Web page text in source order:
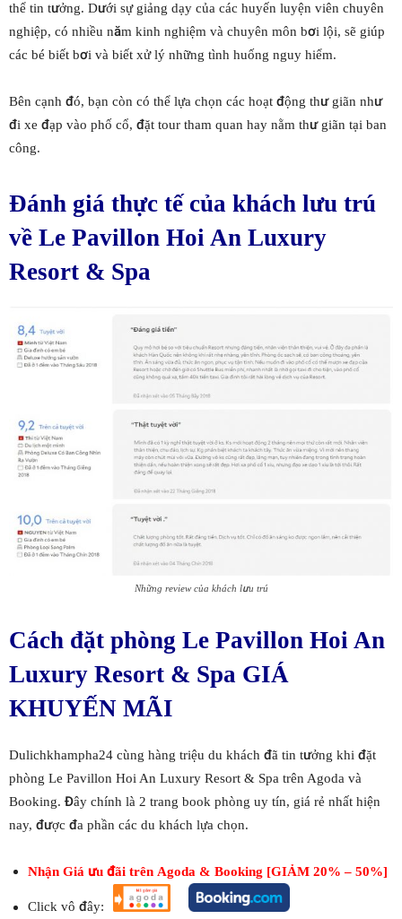
thể tin tưởng. Dưới sự giảng dạy của các huyến luyện viên chuyên
nghiệp, có nhiều năm kinh nghiệm và chuyên môn bơi lội, sẽ giúp
các bé biết bơi và biết xử lý những tình huống nguy hiểm.
Bên cạnh đó, bạn còn có thể lựa chọn các hoạt động thư giãn như
đi xe đạp vào phố cổ, đặt tour tham quan hay nằm thư giãn tại ban
công.
Đánh giá thực tế của khách lưu trú
về Le Pavillon Hoi An Luxury
Resort & Spa
Những review của khách lưu trú
Cách đặt phòng Le Pavillon Hoi An
Luxury Resort & Spa GIÁ
KHUYẾN MÃI
Dulichkhampha24 cùng hàng triệu du khách đã tin tưởng khi đặt
phòng Le Pavillon Hoi An Luxury Resort & Spa trên Agoda và
Booking. Đây chính là 2 trang book phòng uy tín, giá rẻ nhất hiện
nay, được đa phần các du khách lựa chọn.
Nhận Giá ưu đãi trên Agoda & Booking [GIẢM 20% – 50%]
Click vô đây: